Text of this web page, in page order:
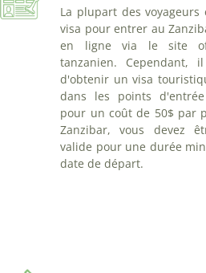
La plupart des
visa pour entrer au
en ligne via le site
tanzanien. Cependant,
d'obtenir un visa
dans les points
pour un coût de 50$ par
Zanzibar, vous devez
valide pour une durée
date de départ.